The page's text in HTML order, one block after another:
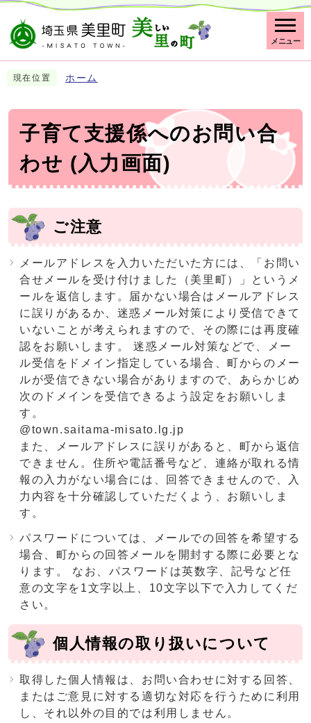
メニュー
現在位置 ホーム
子育て支援係へのお問い合
わせ (入力画面)
ご注意
メールアドレスを入力いただいた方には、「お問い
合せメールを受け付けました（美里町）」というメ
ールを返信します。届かない場合はメールアドレス
に誤りがあるか、迷惑メール対策により受信できて
いないことが考えられますので、その際には再度確
認をお願いします。 迷惑メール対策などで、メー
ル受信をドメイン指定している場合、町からのメー
ルが受信できない場合がありますので、あらかじめ
次のドメインを受信できるよう設定をお願いしま
す。
@town.saitama-misato.lg.jp
また、メールアドレスに誤りがあると、町から返信
できません。住所や電話番号など、連絡が取れる情
報の入力がない場合には、回答できませんので、入
力内容を十分確認していただくよう、お願いしま
す。
パスワードについては、メールでの回答を希望する
場合、町からの回答メールを開封する際に必要とな
ります。 なお、パスワードは英数字、記号など任
意の文字を1文字以上、10文字以下で入力してくだ
さい。
個人情報の取り扱いについて
取得した個人情報は、お問い合わせに対する回答、
またはご意見に対する適切な対応を行うために利用
し、それ以外の目的では利用しません。